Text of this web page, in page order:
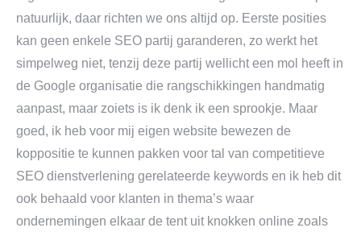
natuurlijk, daar richten we ons altijd op. Eerste posities
kan geen enkele SEO partij garanderen, zo werkt het
simpelweg niet, tenzij deze partij wellicht een mol heeft in
de Google organisatie die rangschikkingen handmatig
aanpast, maar zoiets is ik denk ik een sprookje. Maar
goed, ik heb voor mij eigen website bewezen de
koppositie te kunnen pakken voor tal van competitieve
SEO dienstverlening gerelateerde keywords en ik heb dit
ook behaald voor klanten in thema’s waar
ondernemingen elkaar de tent uit knokken online zoals